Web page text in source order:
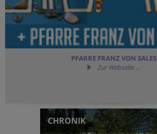
PFARRE FRANZ VON SALES
Zur Webseite ...
CHRONIK